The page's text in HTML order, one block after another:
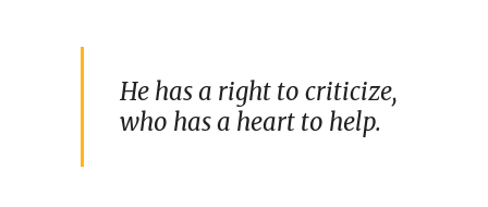
He has a right to criticize,
who has a heart to help.